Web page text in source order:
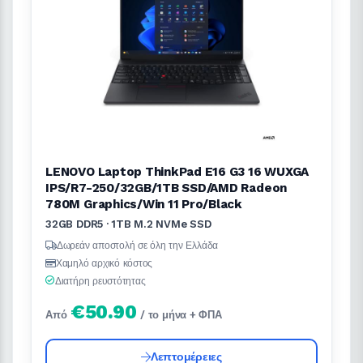
LENOVO Laptop ThinkPad E16 G3 16 WUXGA
IPS/R7-250/32GB/1TB SSD/AMD Radeon
780M Graphics/Win 11 Pro/Black
32GB DDR5 · 1TB M.2 NVMe SSD
Δωρεάν αποστολή σε όλη την Ελλάδα
Χαμηλό αρχικό κόστος
Διατήρη ρευστότητας
Από €50.90 / το μήνα + ΦΠΑ
Λεπτομέρειες